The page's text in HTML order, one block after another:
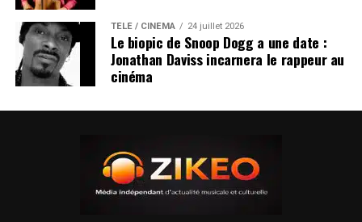
TÉLÉ / CINÉMA 24 juillet 2026
Le biopic de Snoop Dogg a une date :
Jonathan Daviss incarnera le rappeur au
cinéma